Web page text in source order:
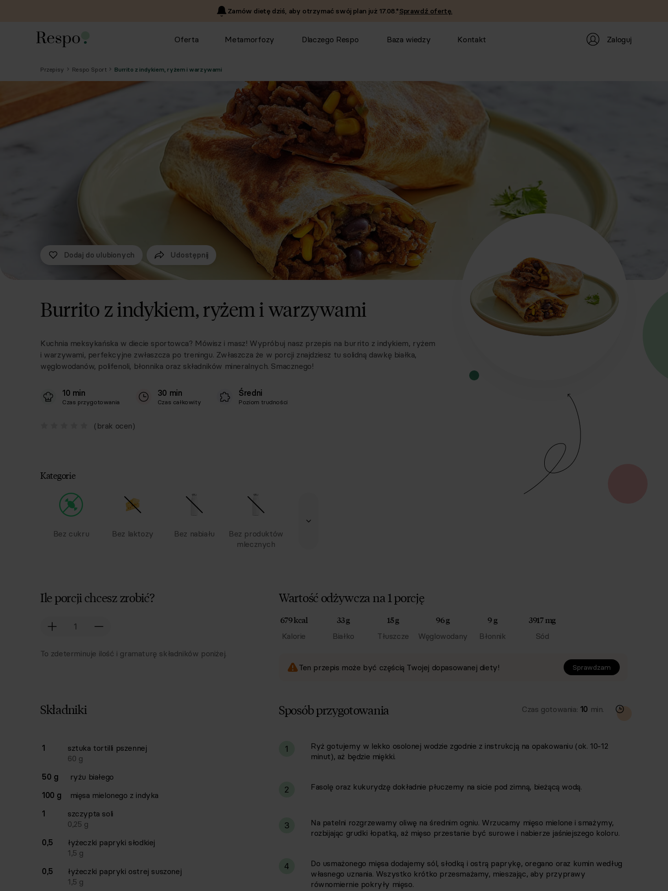
Zamów dietę dziś, aby otrzymać swój plan już 17.08.*Sprawdź ofertę.
Oferta Metamorfozy Dlaczego Respo Baza wiedzy Kontakt Zaloguj
Przepisy Respo Sport Burrito z indykiem, ryżem i warzywami
Dodaj do ulubionych Udostępnij
Burrito z indykiem, ryżem i warzywami
Kuchnia meksykańska w diecie sportowca? Mówisz i masz! Wypróbuj nasz przepis na burrito z indykiem, ryżem
i warzywami, perfekcyjne zwłaszcza po treningu. Zwłaszcza że w porcji znajdziesz tu solidną dawkę białka,
węglowodanów, polifenoli, błonnika oraz składników mineralnych. Smacznego!
10 min
Czas przygotowania
30 min
Czas całkowity
Średni
Poziom trudności
(brak ocen)
Kategorie
Bez cukru Bez laktozy Bez nabiału
Bez produktów
mlecznych
Ile porcji chcesz zrobić?
To zdeterminuje ilość i gramaturę składników poniżej.
Wartość odżywcza na 1 porcję
679 kcal
Kalorie
33 g
Białko
15 g
Tłuszcze
96 g
Węglowodany
9 g
Błonnik
3917 mg
Sód
Ten przepis może być częścią Twojej dopasowanej diety! Sprawdzam
Składniki
Lista składników przepisu z ilościami i wagami
Ilość Składnik
1 sztuka tortilli pszennej
60 g
50 g
ryżu białego
100 g
mięsa mielonego z indyka
1
szczypta soli
0,25 g
0,5
łyżeczki papryki słodkiej
1,5 g
0,5
łyżeczki papryki ostrej suszonej
1,5 g
Sposób przygotowania Czas gotowania: 10 min.
1
Ryż gotujemy w lekko osolonej wodzie zgodnie z instrukcją na opakowaniu (ok. 10-12
minut), aż będzie miękki.
2 Fasolę oraz kukurydzę dokładnie płuczemy na sicie pod zimną, bieżącą wodą.
3
Na patelni rozgrzewamy oliwę na średnim ogniu. Wrzucamy mięso mielone i smażymy,
rozbijając grudki łopatką, aż mięso przestanie być surowe i nabierze jaśniejszego koloru.
4
Do usmażonego mięsa dodajemy sól, słodką i ostrą paprykę, oregano oraz kumin według
własnego uznania. Wszystko krótko przesmażamy, mieszając, aby przyprawy
równomiernie pokryły mięso.